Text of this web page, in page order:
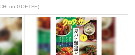
on GOETHE)